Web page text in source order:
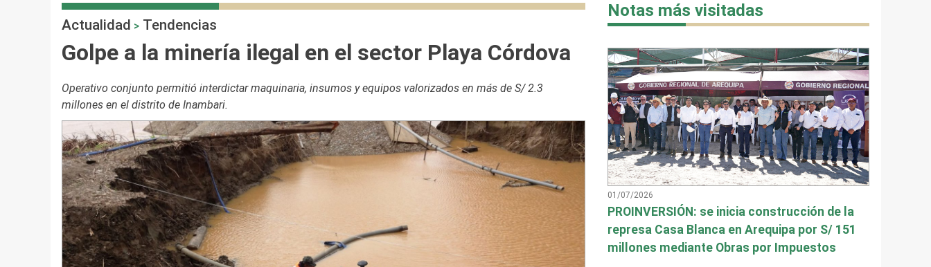
Actualidad > Tendencias
Golpe a la minería ilegal en el sector Playa Córdova
Operativo conjunto permitió interdictar maquinaria, insumos y equipos valorizados en más de S/ 2.3
millones en el distrito de Inambari.
Notas más visitadas
01/07/2026
PROINVERSIÓN: se inicia construcción de la
represa Casa Blanca en Arequipa por S/ 151
millones mediante Obras por Impuestos